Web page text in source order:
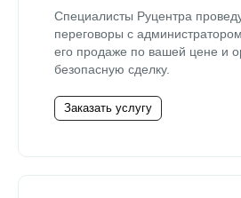
Специалисты Руцентра
переговоры с
его продаже по вашей цене и
безопасную сделку.
Заказать услугу